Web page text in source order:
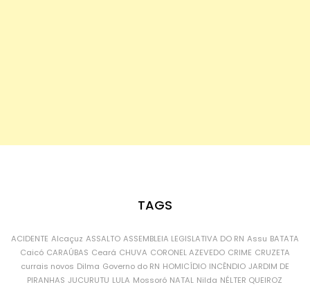
TAGS
ACIDENTE Alcaçuz ASSALTO ASSEMBLEIA LEGISLATIVA DO RN Assu BATATA
Caicó CARAÚBAS Ceará CHUVA CORONEL AZEVEDO CRIME CRUZETA
currais novos Dilma Governo do RN HOMICÍDIO INCÊNDIO JARDIM DE
PIRANHAS JUCURUTU LULA Mossoró NATAL Nilda NÉLTER QUEIROZ